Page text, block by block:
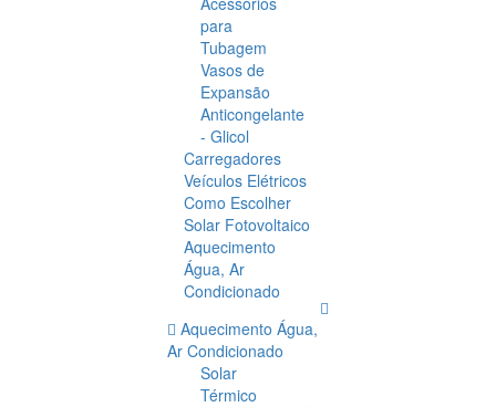
para
Tubagem
Vasos de
Expansão
Anticongelante
- Glicol
Carregadores
Veículos Elétricos
Como Escolher
Solar Fotovoltaico
Aquecimento
Água, Ar
Condicionado
Aquecimento Água,
Ar Condicionado
Solar
Térmico